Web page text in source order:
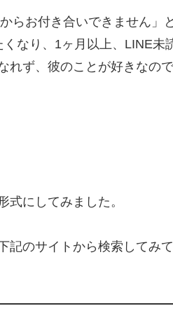
らお付き合いできません」
なり、1ヶ月以上、LINE未
ず、彼のことが好きなので
にしてみました。
記のサイトから検索してみ